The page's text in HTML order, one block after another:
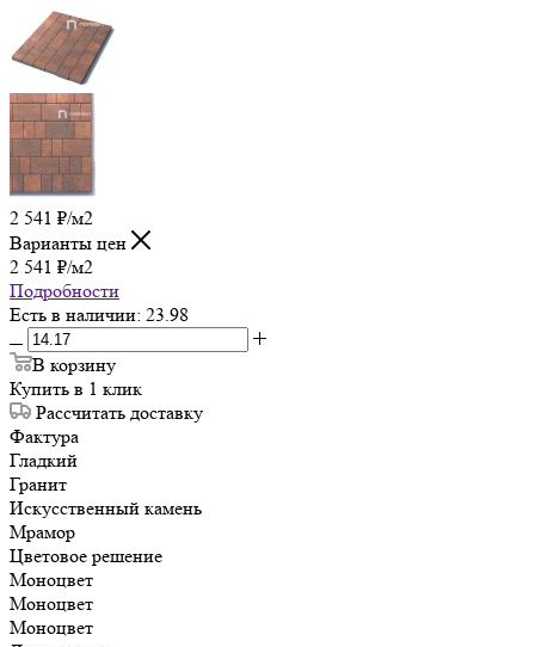
2 541 ₽/м2
Варианты цен
2 541 ₽/м2
Подробности
Есть в наличии: 23.98
В корзину
Купить в 1 клик
Рассчитать доставку
Фактура
Гладкий
Гранит
Искусственный камень
Мрамор
Цветовое решение
Моноцвет
Моноцвет
Моноцвет